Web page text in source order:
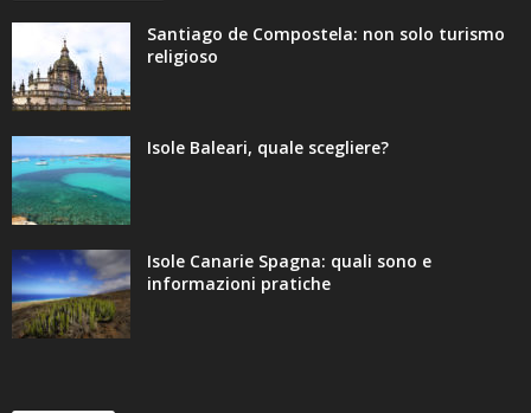
Santiago de Compostela: non solo turismo
religioso
Isole Baleari, quale scegliere?
Isole Canarie Spagna: quali sono e
informazioni pratiche